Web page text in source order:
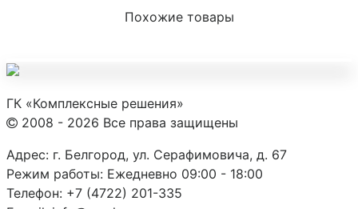
Похожие товары
ГК «Комплексные решения»
2008 - 2026 Все права защищены
Адрес: г. Белгород, ул. Серафимовича, д. 67
Режим работы: Ежедневно 09:00 - 18:00
Телефон: +7 (4722) 201-335